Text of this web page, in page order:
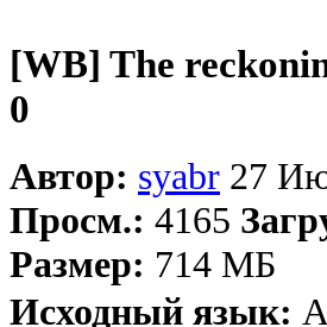
[WB] The
0
Автор: syabr 27
Просм.: 4165
Размер: 714 МБ
Исходный язык: